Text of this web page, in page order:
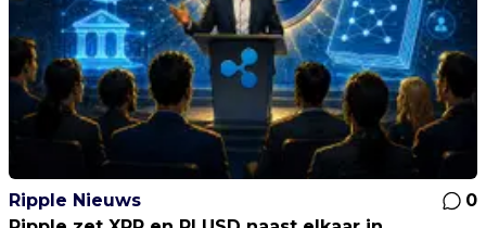
Ripple Nieuws
0